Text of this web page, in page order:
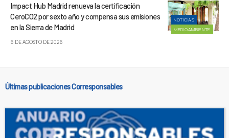
NOTICIAS
MEDIOAMBIENTE
Impact Hub Madrid renueva la certificación
CeroCO2 por sexto año y compensa sus emisiones
en la Sierra de Madrid
6 DE AGOSTO DE 2026
Últimas publicaciones Corresponsables